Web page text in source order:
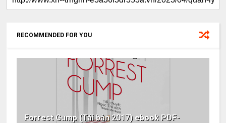
RECOMMENDED FOR YOU
Forrest Gump (Tái bản 2017) ebook PDF-